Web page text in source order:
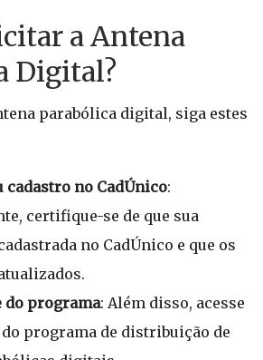
a Antena
Digital?
parabólica digital, siga estes
cadastro no CadÚnico:
certifique-se de que sua
no CadÚnico e que os
do programa: Além disso, acesse
programa de distribuição de